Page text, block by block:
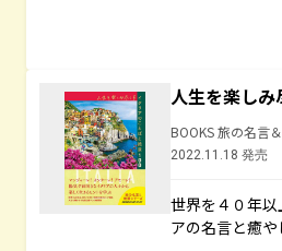
人生を楽しみ
BOOKS 旅の名言
2022.11.18 発売
世界を４０年
アの名言と癒